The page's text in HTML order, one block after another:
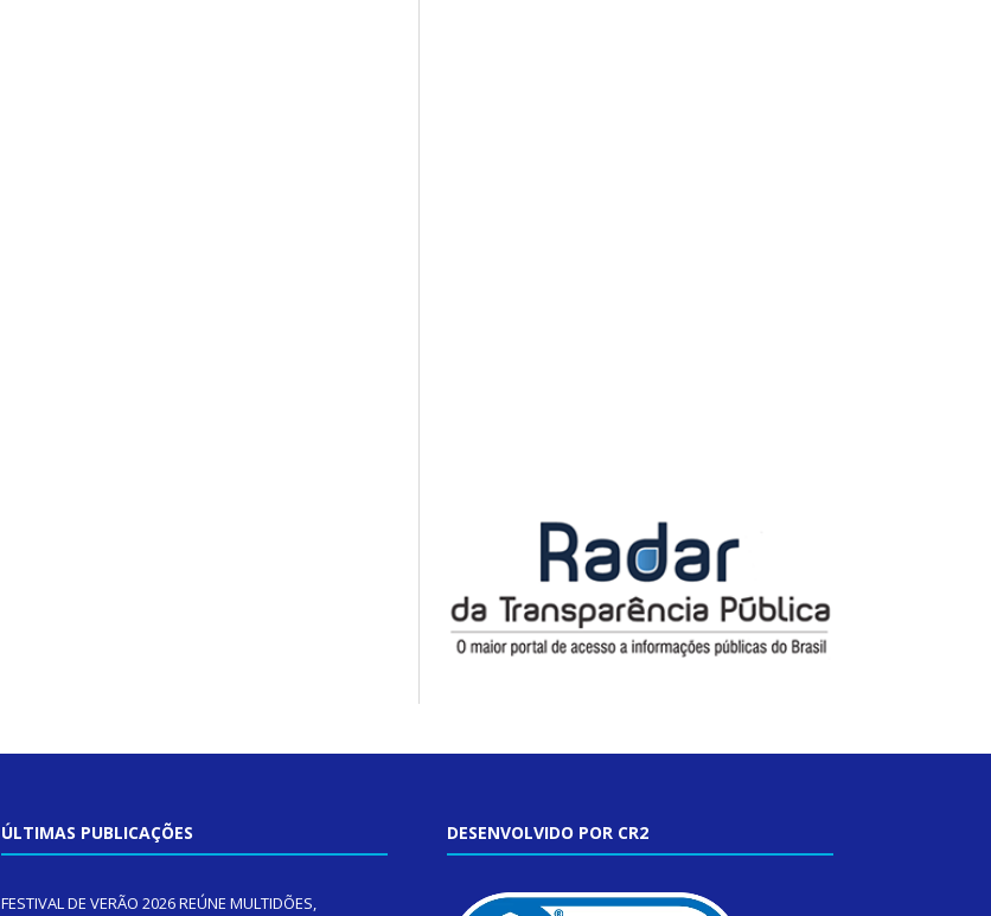
ÚLTIMAS PUBLICAÇÕES
FESTIVAL DE VERÃO 2026 REÚNE MULTIDÕES,
DESENVOLVIDO POR CR2